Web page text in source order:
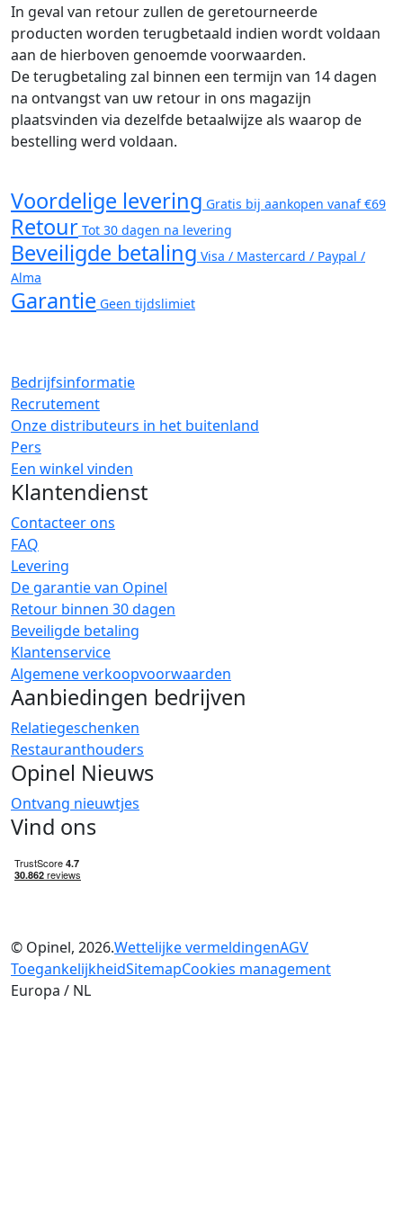
In geval van retour zullen de geretourneerde
producten worden terugbetaald indien wordt voldaan
aan de hierboven genoemde voorwaarden.
De terugbetaling zal binnen een termijn van 14 dagen
na ontvangst van uw retour in ons magazijn
plaatsvinden via dezelfde betaalwijze als waarop de
bestelling werd voldaan.
Voordelige levering Gratis bij aankopen vanaf €69
Retour Tot 30 dagen na levering
Beveiligde betaling Visa / Mastercard / Paypal /
Alma
Garantie Geen tijdslimiet
Bedrijfsinformatie
Recrutement
Onze distributeurs in het buitenland
Pers
Een winkel vinden
Klantendienst
Contacteer ons
FAQ
Levering
De garantie van Opinel
Retour binnen 30 dagen
Beveiligde betaling
Klantenservice
Algemene verkoopvoorwaarden
Aanbiedingen bedrijven
Relatiegeschenken
Restauranthouders
Opinel Nieuws
Ontvang nieuwtjes
Vind ons
© Opinel, 2026.Wettelijke vermeldingenAGV
ToegankelijkheidSitemapCookies management
Europa / NL